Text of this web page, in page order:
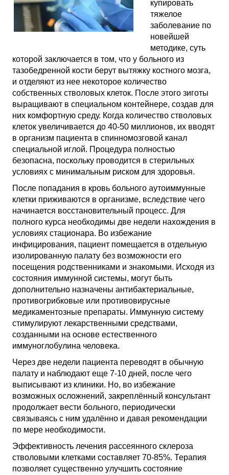
купировать
тяжелое
заболевание по
новейшей
методике, суть
которой заключается в том, что у больного из
тазобедренной кости берут вытяжку костного мозга,
и отделяют из нее некоторое количество
собственных стволовых клеток. После этого зиготы
выращивают в специальном контейнере, создав для
них комфортную среду. Когда количество стволовых
клеток увеличивается до 40-50 миллионов, их вводят
в организм пациента в спинномозговой канал
специальной иглой. Процедура полностью
безопасна, поскольку проводится в стерильных
условиях с минимальным риском для здоровья.
После попадания в кровь больного аутоиммунные
клетки приживаются в организме, вследствие чего
начинается восстановительный процесс. Для
полного курса необходимы две недели нахождения в
условиях стационара. Во избежание
инфицирования, пациент помещается в отдельную
изолированную палату без возможности его
посещения родственниками и знакомыми. Исходя из
состояния иммунной системы, могут быть
дополнительно назначены антибактериальные,
противогрибковые или противовирусные
медикаментозные препараты. Иммунную систему
стимулируют лекарственными средствами,
созданными на основе естественного
иммуноглобулина человека.
Через две недели пациента переводят в обычную
палату и наблюдают еще 7-10 дней, после чего
выписывают из клиники. Но, во избежание
возможных осложнений, закреплённый консультант
продолжает вести больного, периодически
связываясь с ним удалённо и давая рекомендации
по мере необходимости.
Эффективность лечения рассеянного склероза
стволовыми клетками составляет 70-85%. Терапия
позволяет существенно улучшить состояние